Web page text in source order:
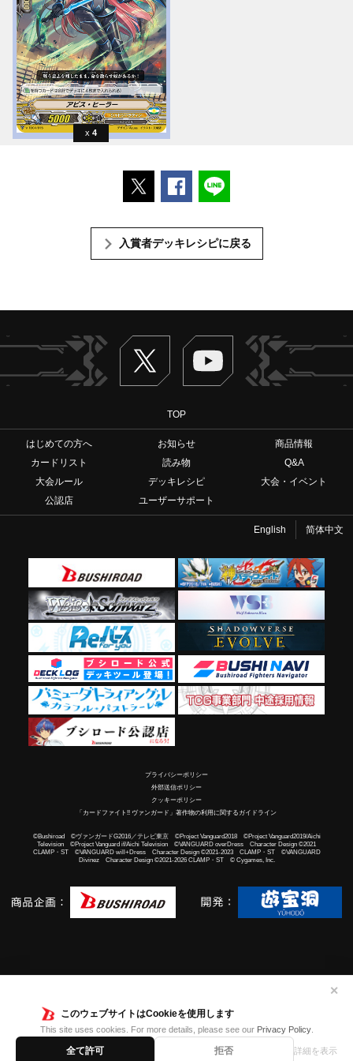
このウェブサイトはCookieを使用します
This site uses cookies. For more details, please see our Privacy Policy.
全て許可 拒否 詳細を表示
✕
4
ポストするFacebookでシェアする
入賞者デッキレシピに戻る
Twitter ヴァンガードch
TOP
はじめての方へ お知らせ
商品情報
カードリスト
読み物
Q&A
大会ルール
デッキレシピ
大会・イベント
公認店
ユーザーサポート
English 简体中文
プライバシーポリシー
外部送信ポリシー
クッキーポリシー
「カードファイト!! ヴァンガード」著作物の利用に関するガイドライン
©Bushiroad ©ヴァンガードG2016／テレビ東京 ©Project Vanguard2018 ©Project Vanguard2019/Aichi
Television ©Project Vanguard if/Aichi Television ©VANGUARD overDress Character Design ©2021
CLAMP・ST ©VANGUARD will+Dress Character Design ©2021-2023 CLAMP・ST ©VANGUARD
Divinez Character Design ©2021-2026 CLAMP・ST © Cygames, Inc.